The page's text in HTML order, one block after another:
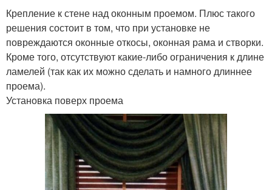
Крепление к стене над оконным проемом. Плюс такого
решения состоит в том, что при установке не
повреждаются оконные откосы, оконная рама и створки.
Кроме того, отсутствуют какие-либо ограничения к длине
ламелей (так как их можно сделать и намного длиннее
проема).
Установка поверх проема